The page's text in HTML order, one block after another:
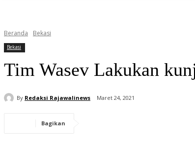
Beranda Bekasi
Bekasi
Tim Wasev Lakukan
By Redaksi Rajawalinews Maret 24, 2021
Bagikan